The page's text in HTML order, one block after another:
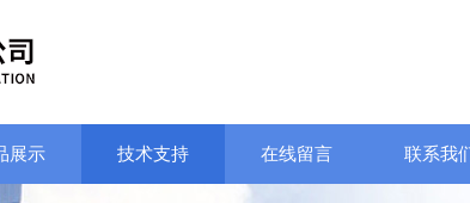
展示 技术支持 在线留言 联系我